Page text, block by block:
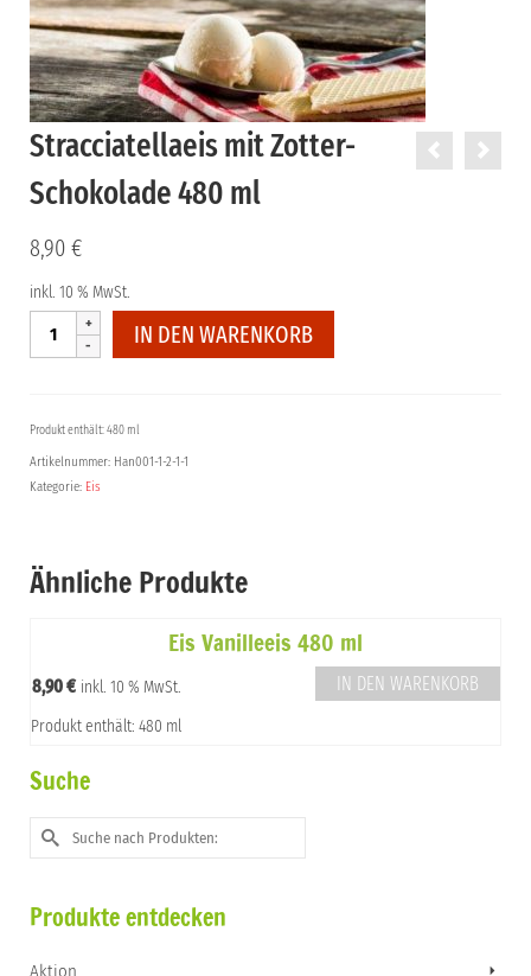
Stracciatellaeis mit Zotter-
Schokolade 480 ml
8,90 €
inkl. 10 % MwSt.
Stracciatellaeis
480
Menge
IN DEN WARENKORB
Produkt enthält: 480 ml
Artikelnummer: Han001-1-2-1-1
Kategorie: Eis
Ähnliche Produkte
Eis Vanilleeis 480 ml
8,90€ inkl. 10 % MwSt.
Produkt enthält: 480 ml
IN DEN WARENKORB
Suche
Suche
nach:
Produkte entdecken
Aktion